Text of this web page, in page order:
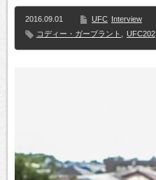
2016.09.01 UFC Interview
コディー・ガーブラント
UFC202